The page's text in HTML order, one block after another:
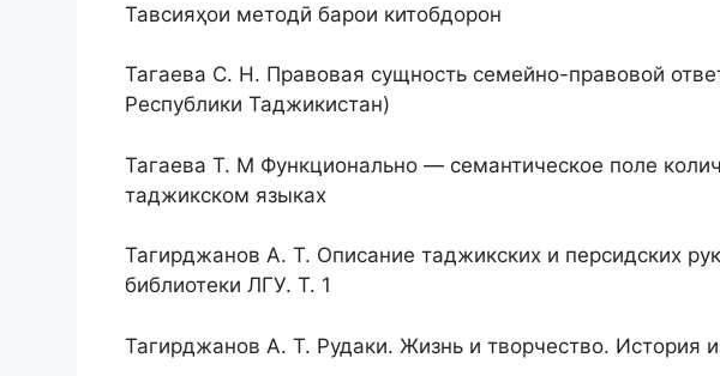
Тавсияҳои методӣ барои китобдорон
Тагаева С. Н. Правовая сущность семейно-правовой
Республики Таджикистан)
Тагаева Т. М Функционально — семантическое поле
таджикском языках
Тагирджанов А. Т. Описание таджикских и персидских
библиотеки ЛГУ. Т. 1
Тагирджанов А. Т. Рудаки. Жизнь и творчество. История